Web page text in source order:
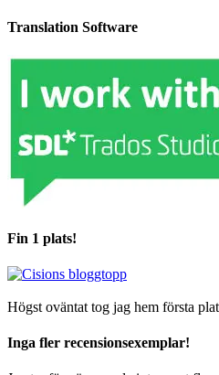
Translation Software
Fin 1 plats!
Högst oväntat tog jag hem första
Inga fler recensionsexemplar!